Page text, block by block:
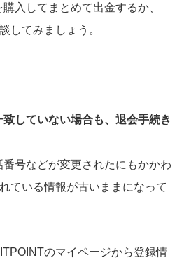
入してまとめて出金するか、
してみましょう。
していない場合も、退会手続き
号などが変更されたにもかかわ
ている情報が古いままになって
のマイページから登録情